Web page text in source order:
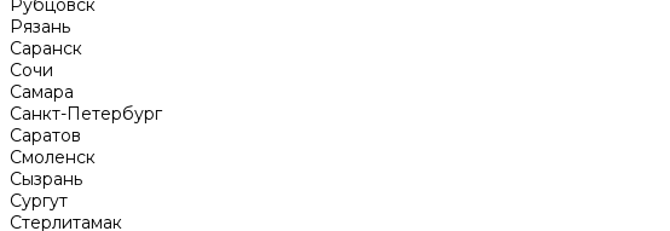
Рубцовск
Рязань
Саранск
Сочи
Самара
Санкт-Петербург
Саратов
Смоленск
Сызрань
Сургут
Стерлитамак